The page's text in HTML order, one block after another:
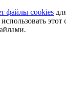
файлы cookies
этот